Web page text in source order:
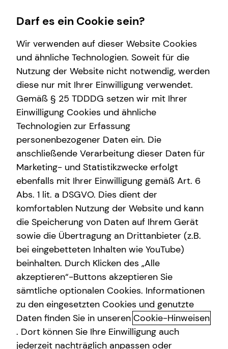
Wissenswertes
Über tecis
Podcast
teamzukunft
Service
Kundenportal
Schadenabwicklung
Finanzberatung
Videoberatung
Spezialisten-Netzwerk
Private Krankenvorsorge
Immobilienfinanzierung
Betriebliche Altersvorsorge
Investment
Kapitalanlage Immobilien
Altersvorsorge
Gewerbliche Versicherungen
Arbeitskraftabsicherung
Karriere-Infos
Karrierechancen
Initiativbewerbung
Leonhard Truschke
Leonhard Truschke
Seniorberater
in Essen und Umgebung
Kurzportrait Leonhard Truschke
Darf es ein Cookie sein?
Wir verwenden auf dieser Website Cookies
und ähnliche Technologien. Soweit für die
Nutzung der Website nicht notwendig, werden
diese nur mit Ihrer Einwilligung verwendet.
Gemäß § 25 TDDDG setzen wir mit Ihrer
Einwilligung Cookies und ähnliche
Technologien zur Erfassung
personenbezogener Daten ein. Die
anschließende Verarbeitung dieser Daten für
Marketing- und Statistikzwecke erfolgt
ebenfalls mit Ihrer Einwilligung gemäß Art. 6
Abs. 1 lit. a DSGVO. Dies dient der
komfortablen Nutzung der Website und kann
die Speicherung von Daten auf Ihrem Gerät
sowie die Übertragung an Drittanbieter (z.B.
bei eingebetteten Inhalten wie YouTube)
beinhalten. Durch Klicken des „Alle
akzeptieren“-Buttons akzeptieren Sie
sämtliche optionalen Cookies. Informationen
zu den eingesetzten Cookies und genutzte
Daten finden Sie in unseren Cookie-Hinweisen
. Dort können Sie Ihre Einwilligung auch
jederzeit nachträglich anpassen oder